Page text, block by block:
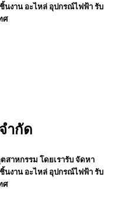
นงาน อะไหล่ อุปกรณ์ไฟฟ้า รับ
ศ
ำกัด
สาหกรรม โดยเรารับ จัดหา
นงาน อะไหล่ อุปกรณ์ไฟฟ้า รับ
ศ